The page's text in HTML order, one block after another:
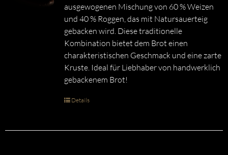
ausgewogenen Mischung von 60 % Weizen
und 40 % Roggen, das mit Natursauerteig
gebacken wird. Diese traditionelle
Kombination bietet dem Brot einen
charakteristischen Geschmack und eine zarte
Kruste. Ideal für Liebhaber von handwerklich
gebackenem Brot!
Details